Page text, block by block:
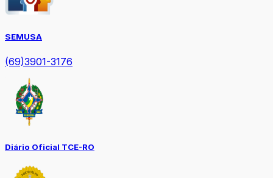
SEMUSA
(69)3901-3176
Diário Oficial TCE-RO